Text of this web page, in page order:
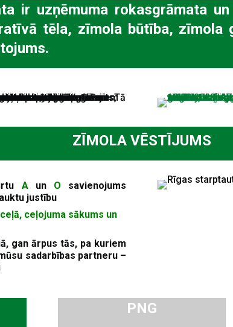
ir uzņēmuma rokasgrāmata
tēla, zīmola būtība,
ZĪMOLA VĒSTĪJUMS
Aun O savienojums
justību
ceļojuma sākums un
gan ārpus tās, pa kuriem
sadarbības partneru –
PNG